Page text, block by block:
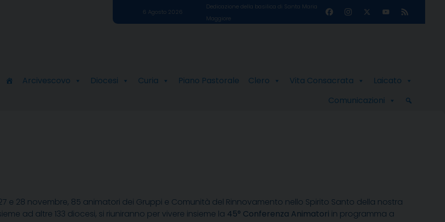
6 Agosto 2026
Dedicazione della basilica di Santa Maria
Maggiore
FacebookInstagram
X
YouTube
Channel
Feed
Arcivescovo Diocesi Curia Piano Pastorale Clero Vita Consacrata
Laicato
Comunicazioni
e 28 novembre, 85 animatori dei Gruppi e Comunità del Rinnovamento nello Spirito Santo della nostra
ad altre 133 diocesi, si riuniranno per vivere insieme la 45° Conferenza Animatori in programma a